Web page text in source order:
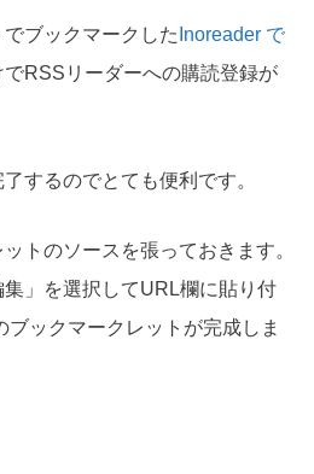
ブックマークした Inoreader で
RSSリーダーへの購読登録が
するのでとても便利です。
トのソースを張っておきます。
」を選択してURL欄に貼り付
ックマークレットが完成しま